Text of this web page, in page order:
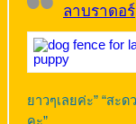
ลาบราดอร์
ยาวๆเลยค่ะ” “สะ